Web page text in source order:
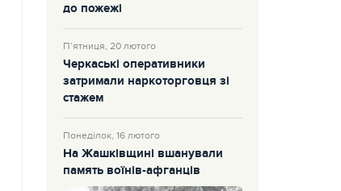
до пожежі
П’ятниця, 20 лютого
Черкаські оперативники
затримали наркоторговця зі
стажем
Понеділок, 16 лютого
На Жашківщині вшанували
память воїнів-афганців